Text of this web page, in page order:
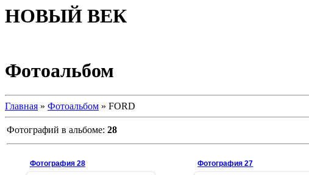
НОВЫЙ ВЕК
Фотоальбом
Главная » Фотоальбом » FORD
Фотографий в альбоме: 28
Фотография 28 Фотография 27